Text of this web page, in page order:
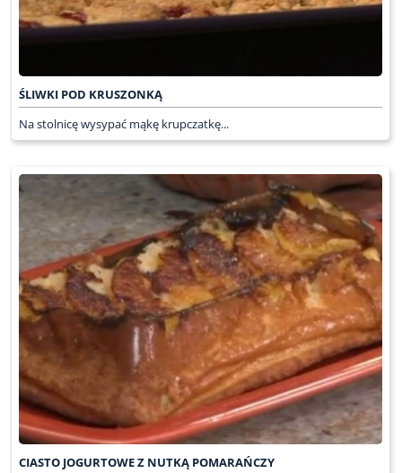
ŚLIWKI POD KRUSZONKĄ
Na stolnicę wysypać mąkę krupczatkę...
CIASTO JOGURTOWE Z NUTKĄ POMARAŃCZY